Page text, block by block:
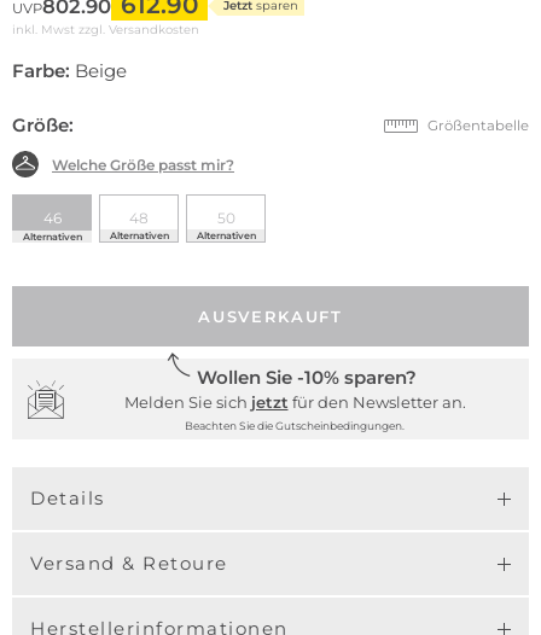
UVP802.90 Jetzt sparen
inkl. Mwst zzgl. Versandkosten
Farbe: Beige
Größe: Größentabelle
Welche Größe passt mir?
46
Alternativen
48
Alternativen
50
Alternativen
AUSVERKAUFT
Wollen Sie -10% sparen?
Melden Sie sich jetzt für den Newsletter an.
Beachten Sie die Gutscheinbedingungen.
Details
Versand & Retoure
Herstellerinformationen